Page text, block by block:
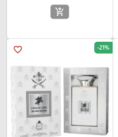
add_shopping_cart
favorite_border -21%